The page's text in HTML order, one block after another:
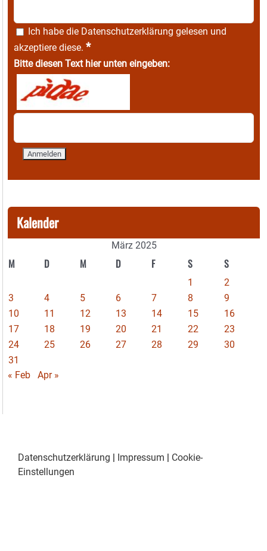
Ich habe die Datenschutzerklärung gelesen und
akzeptiere diese. *
Bitte diesen Text hier unten eingeben:
Kalender
März 2025
M D M D F S S
1
2
3
4 5 6 7 8
9
10
11 12 13 14 15
16
17
18 19 20 21 22
23
24
25 26 27 28 29
30
31
« Feb
Apr »
Datenschutzerklärung | Impressum | Cookie-
Einstellungen